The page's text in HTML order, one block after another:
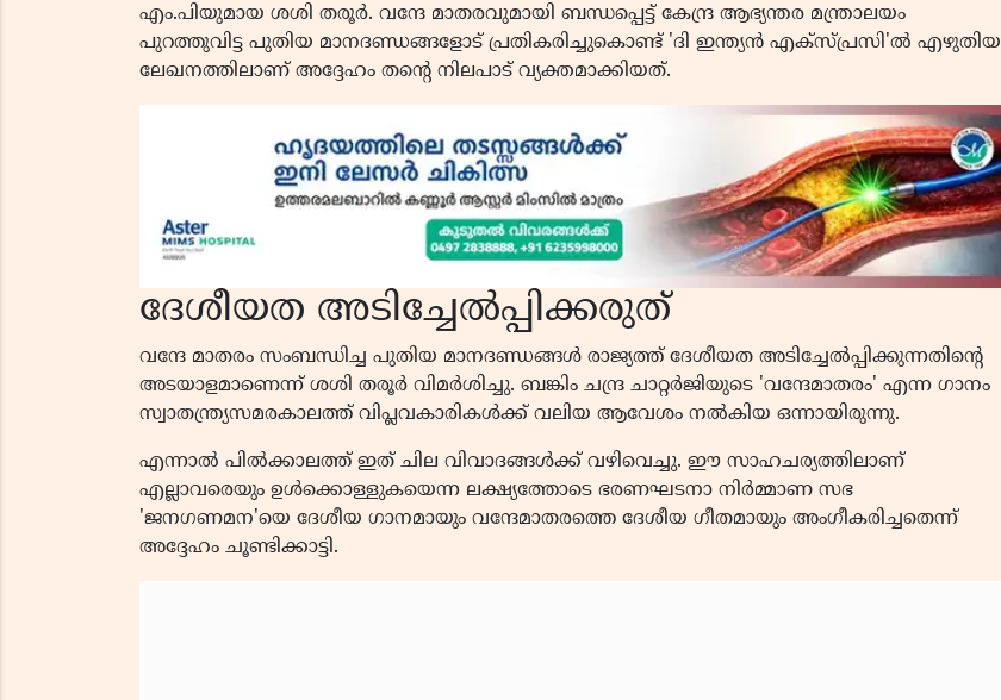
എം.പിയുമായ ശശി തരൂർ. വന്ദേ മാതരവുമായി ബന്ധപ്പെട്ട് കേന്ദ്ര ആഭ്യന്തര മന്ത്രാലയം
പുറത്തുവിട്ട പുതിയ മാനദണ്ഡങ്ങളോട് പ്രതികരിച്ചുകൊണ്ട് 'ദി ഇന്ത്യൻ എക്സ്പ്രസി'ൽ എഴുതിയ
ലേഖനത്തിലാണ് അദ്ദേഹം തൻ്റെ നിലപാട് വ്യക്തമാക്കിയത്.
ദേശീയത അടിച്ചേൽപ്പിക്കരുത്
വന്ദേ മാതരം സംബന്ധിച്ച പുതിയ മാനദണ്ഡങ്ങൾ രാജ്യത്ത് ദേശീയത അടിച്ചേൽപ്പിക്കുന്നതിൻ്റെ
അടയാളമാണെന്ന് ശശി തരൂർ വിമർശിച്ചു. ബങ്കിം ചന്ദ്ര ചാറ്റർജിയുടെ 'വന്ദേമാതരം' എന്ന ഗാനം
സ്വാതന്ത്ര്യസമരകാലത്ത് വിപ്ലവകാരികൾക്ക് വലിയ ആവേശം നൽകിയ ഒന്നായിരുന്നു.
എന്നാൽ പിൽക്കാലത്ത് ഇത് ചില വിവാദങ്ങൾക്ക് വഴിവെച്ചു. ഈ സാഹചര്യത്തിലാണ്
എല്ലാവരെയും ഉൾക്കൊള്ളുകയെന്ന ലക്ഷ്യത്തോടെ ഭരണഘടനാ നിർമ്മാണ സഭ
'ജനഗണമന'യെ ദേശീയ ഗാനമായും വന്ദേമാതരത്തെ ദേശീയ ഗീതമായും അംഗീകരിച്ചതെന്ന്
അദ്ദേഹം ചൂണ്ടിക്കാട്ടി.